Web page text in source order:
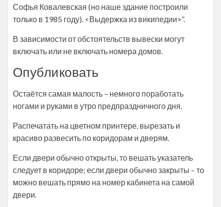
Софья Ковалевская (но наше здание построили
только в 1985 году). <Выдержка из википедии>”.
В зависимости от обстоятельств вывески могут
включать или не включать номера домов.
Опубликовать
Остаётся самая малость – немного поработать
ногами и руками в утро предпраздничного дня.
Распечатать на цветном принтере, вырезать и
красиво развесить по коридорам и дверям.
Если двери обычно открыты, то вешать указатель
следует в коридоре; если двери обычно закрыты – то
можно вешать прямо на номер кабинета на самой
двери.